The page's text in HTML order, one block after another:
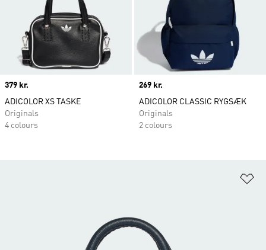
Price
379 kr.
ADICOLOR XS TASKE
Originals
4 colours
Price
269 kr.
ADICOLOR CLASSIC RYGSÆK
Originals
2 colours